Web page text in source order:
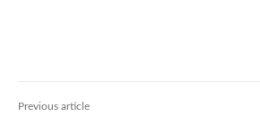
Previous article